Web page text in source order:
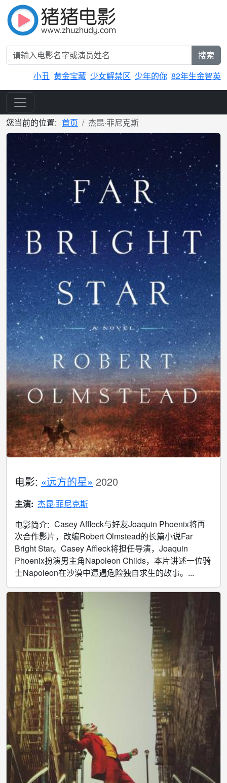
搜索
小丑 黄金宝藏 少女解禁区 少年的你 82年生金智英
您当前的位置: 首页 杰昆·菲尼克斯
电影: «远方的星» 2020
主演: 杰昆·菲尼克斯
电影简介: Casey Affleck与好友Joaquin Phoenix将再
次合作影片，改编Robert Olmstead的长篇小说Far
Bright Star。Casey Affleck将担任导演，Joaquin
Phoenix扮演男主角Napoleon Childs，本片讲述一位骑
士Napoleon在沙漠中遭遇危险独自求生的故事。...